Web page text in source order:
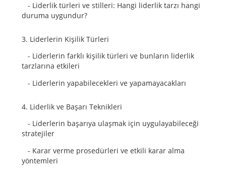
- Liderlik türleri ve stilleri: Hangi liderlik tarzı hangi
duruma uygundur?
3. Liderlerin Kişilik Türleri
- Liderlerin farklı kişilik türleri ve bunların liderlik
tarzlarına etkileri
- Liderlerin yapabilecekleri ve yapamayacakları
4. Liderlik ve Başarı Teknikleri
- Liderlerin başarıya ulaşmak için uygulayabileceği
stratejiler
- Karar verme prosedürleri ve etkili karar alma
yöntemleri